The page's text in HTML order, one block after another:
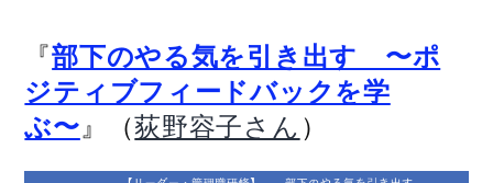
『部下のやる気を引き出す 〜ポ
ジティブフィードバックを学
ぶ〜 』（荻野容子さん ）